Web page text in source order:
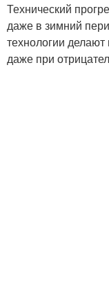
Технический
даже в зимний
технологии
даже при